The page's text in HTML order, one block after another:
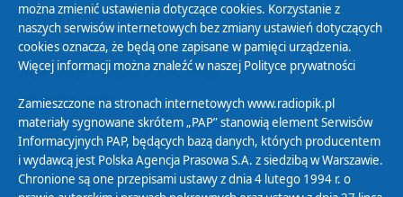
Polityka Prywatności
Zasady korzystania z Serwisu
Organizacje Pożytku Publicznego
Cyfryzacja DAB+
Polityka ochrony danych osobowych
Abonament
Zamówienia publiczne
można zmienić ustawienia dotyczące cookies. Korzystanie z
naszych serwisów internetowych bez zmiany ustawień dotyczących
cookies oznacza, że będą one zapisane w pamięci urządzenia.
Więcej informacji można znaleźć w naszej Polityce prywatności
Zamieszczone na stronach internetowych www.radiopik.pl
materiały sygnowane skrótem „PAP” stanowią element Serwisów
Informacyjnych PAP, będących bazą danych, których producentem
i wydawcą jest Polska Agencja Prasowa S.A. z siedzibą w Warszawie.
Chronione są one przepisami ustawy z dnia 4 lutego 1994 r. o